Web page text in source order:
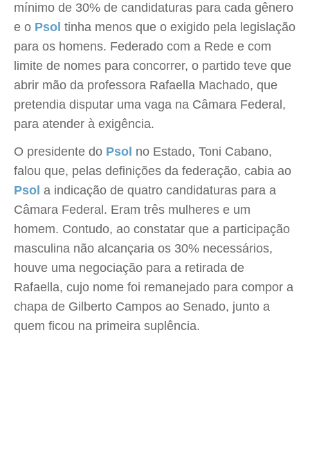
mínimo de 30% de candidaturas para cada gênero
e o Psol tinha menos que o exigido pela legislação
para os homens. Federado com a Rede e com
limite de nomes para concorrer, o partido teve que
abrir mão da professora Rafaella Machado, que
pretendia disputar uma vaga na Câmara Federal,
para atender à exigência.
O presidente do Psol no Estado, Toni Cabano,
falou que, pelas definições da federação, cabia ao
Psol a indicação de quatro candidaturas para a
Câmara Federal. Eram três mulheres e um
homem. Contudo, ao constatar que a participação
masculina não alcançaria os 30% necessários,
houve uma negociação para a retirada de
Rafaella, cujo nome foi remanejado para compor a
chapa de Gilberto Campos ao Senado, junto a
quem ficou na primeira suplência.